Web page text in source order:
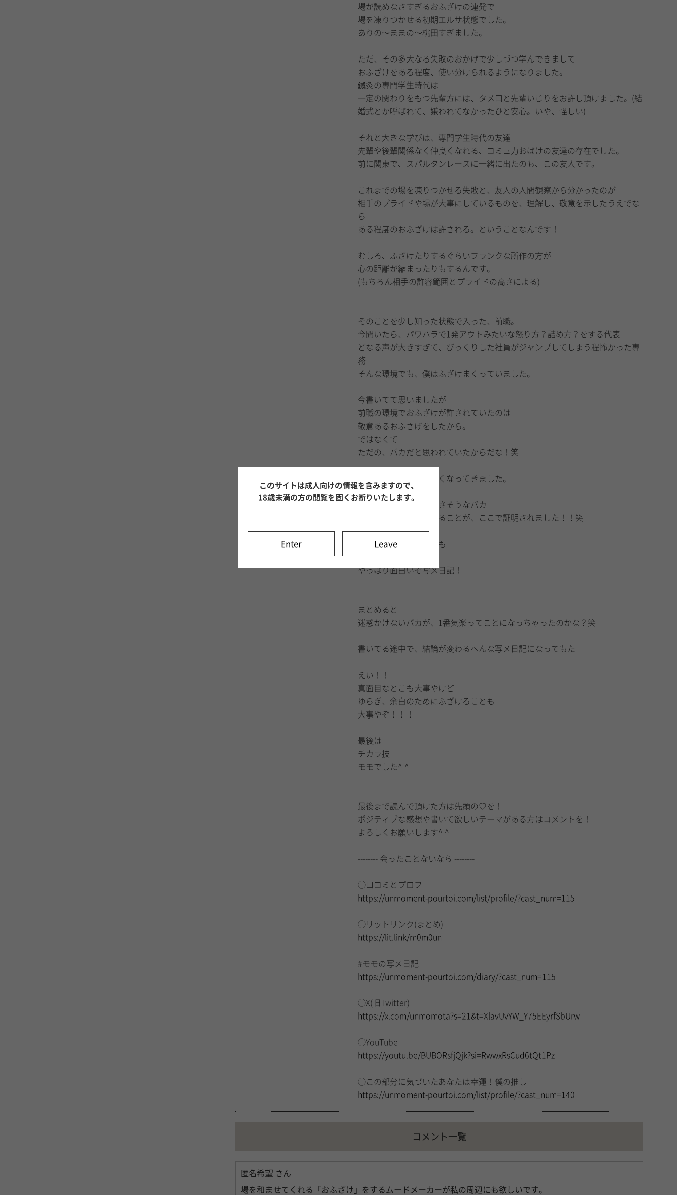
場が読めなさすぎるおふざけの連発で
場を凍りつかせる初期エルサ状態でした。
ありの〜ままの〜桃田すぎました。
ただ、その多大なる失敗のおかげで少しづつ学んできまして
おふざけをある程度、使い分けられるようになりました。
鍼灸の専門学生時代は
一定の関わりをもつ先輩方には、タメ口と先輩いじりをお許し頂けました。(結
婚式とか呼ばれて、嫌われてなかったひと安心。いや、怪しい)
それと大きな学びは、専門学生時代の友達
先輩や後輩関係なく仲良くなれる、コミュ力おばけの友達の存在でした。
前に関東で、スパルタンレースに一緒に出たのも、この友人です。
これまでの場を凍りつかせる失敗と、友人の人間観察から分かったのが
相手のプライドや場が大事にしているものを、理解し、敬意を示したうえでな
ら
ある程度のおふざけは許される。ということなんです！
むしろ、ふざけたりするぐらいフランクな所作の方が
心の距離が縮まったりもするんです。
(もちろん相手の許容範囲とプライドの高さによる)
そのことを少し知った状態で入った、前職。
今聞いたら、パワハラで1発アウトみたいな怒り方？詰め方？をする代表
どなる声が大きすぎて、びっくりした社員がジャンプしてしまう程怖かった専
務
そんな環境でも、僕はふざけまくっていました。
今書いてて思いましたが
前職の環境でおふざけが許されていたのは
敬意あるおふさげをしたから。
ではなくて
ただの、バカだと思われていたからだな！笑
書いてて急に恥ずかしくなってきました。
何を言っても望みがなさそうなバカ
も、おふざけが許されることが、ここで証明されました！！笑
うん。何を振り返っても
学びにしかならんな。
やっぱり面白いぞ写メ日記！
まとめると
迷惑かけないバカが、1番気楽ってことになっちゃったのかな？笑
書いてる途中で、結論が変わるへんな写メ日記になってもた
えい！！
真面目なとこも大事やけど
ゆらぎ、余白のためにふざけることも
大事やぞ！！！
最後は
チカラ技
モモでした^ ^
最後まで読んで頂けた方は先頭の♡を！
ポジティブな感想や書いて欲しいテーマがある方はコメントを！
よろしくお願いします^ ^
-------- 会ったことないなら --------
◯口コミとプロフ
https://unmoment-pourtoi.com/list/profile/?cast_num=115
◯リットリンク(まとめ)
https://lit.link/m0m0un
#モモの写メ日記
https://unmoment-pourtoi.com/diary/?cast_num=115
◯X(旧Twitter)
https://x.com/unmomota?s=21&t=XlavUvYW_Y75EEyrfSbUrw
◯YouTube
https://youtu.be/BUBORsfjQjk?si=RwwxRsCud6tQt1Pz
◯この部分に気づいたあなたは幸運！僕の推し
https://unmoment-pourtoi.com/list/profile/?cast_num=140
コメント一覧
匿名希望 さん
場を和ませてくれる「おふざけ」をするムードメーカーが私の周辺にも欲しいです。
このサイトは成人向けの情報を含みますので、
18歳未満の方の閲覧を固くお断りいたします。
Enter Leave